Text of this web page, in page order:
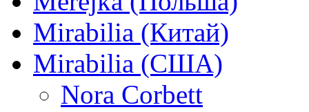
Mirabilia (Китай)
Mirabilia (США)
Nora Corbett